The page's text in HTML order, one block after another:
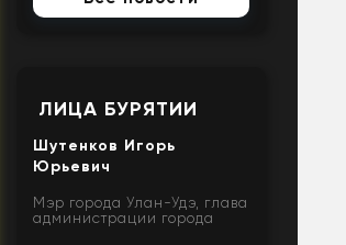
ЛИЦА БУРЯТИИ
Шутенков Игорь
Юрьевич
Мэр города Улан-Удэ, глава
администрации города